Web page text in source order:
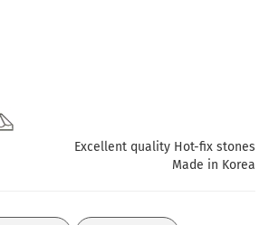
Excellent quality Hot-fix stones
Made in Korea